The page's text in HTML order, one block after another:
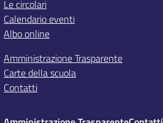
Le circolari
Calendario eventi
Albo online
Amministrazione Trasparente
Carte della scuola
Contatti